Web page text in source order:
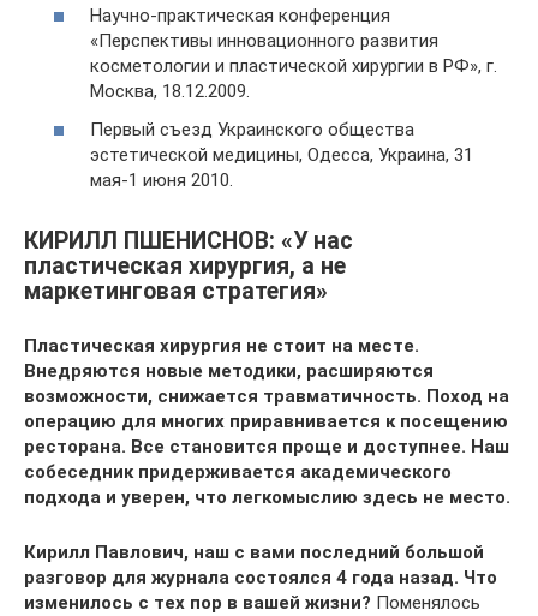
Научно-практическая конференция
«Перспективы инновационного развития
косметологии и пластической хирургии в РФ», г.
Москва, 18.12.2009.
Первый съезд Украинского общества
эстетической медицины, Одесса, Украина, 31
мая-1 июня 2010.
КИРИЛЛ ПШЕНИСНОВ: «У нас
пластическая хирургия, а не
маркетинговая стратегия»
Пластическая хирургия не стоит на месте.
Внедряются новые методики, расширяются
возможности, снижается травматичность. Поход на
операцию для многих приравнивается к посещению
ресторана. Все становится проще и доступнее. Наш
собеседник придерживается академического
подхода и уверен, что легкомыслию здесь не место.
Кирилл Павлович, наш с вами последний большой
разговор для журнала состоялся 4 года назад. Что
изменилось с тех пор в вашей жизни? Поменялось